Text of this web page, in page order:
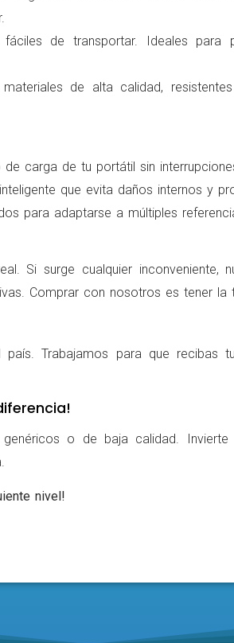
de transportar. Ideales para
materiales de alta calidad,
carga de tu portátil sin
que evita daños internos y
para adaptarse a múltiples
Si surge cualquier
Comprar con nosotros es tener la
Trabajamos para que recibas
o de baja calidad.
nivel!